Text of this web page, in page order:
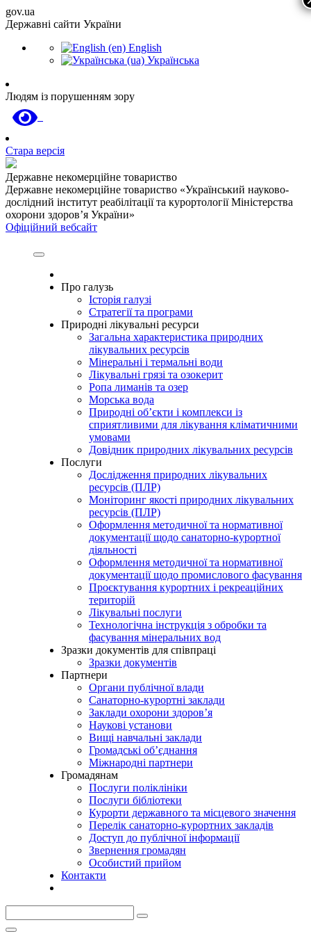
gov.ua
Державні сайти України
English
Українська
Людям із порушенням зору
Стара версія
Державне некомерційне товариство
Державне некомерційне товариство «Український науково-
дослідний інститут реабілітації та курортології Міністерства
охорони здоров’я України»
Офіційний вебсайт
Про галузь
Історія галузі
Стратегії та програми
Природні лікувальні ресурси
Загальна характеристика природних
лікувальних ресурсів
Мінеральні і термальні води
Лікувальні грязі та озокерит
Ропа лиманів та озер
Морська вода
Природні об’єкти і комплекси із
сприятливими для лікування кліматичними
умовами
Довідник природних лікувальних ресурсів
Послуги
Дослідження природних лікувальних
ресурсів (ПЛР)
Моніторинг якості природних лікувальних
ресурсів (ПЛР)
Оформлення методичної та нормативної
документації щодо санаторно-курортної
діяльності
Оформлення методичної та нормативної
документації щодо промислового фасування
Проєктування курортних і рекреаційних
територій
Лікувальні послуги
Технологічна інструкція з обробки та
фасування мінеральних вод
Зразки документів для співпраці
Зразки документів
Партнери
Органи публічної влади
Санаторно-курортні заклади
Заклади охорони здоров’я
Наукові установи
Вищі навчальні заклади
Громадські об’єднання
Міжнародні партнери
Громадянам
Послуги поліклініки
Послуги бібліотеки
Курорти державного та місцевого значення
Перелік санаторно-курортних закладів
Доступ до публічної інформації
Звернення громадян
Особистий прийом
Контакти